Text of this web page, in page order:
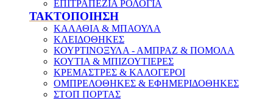
ΕΠΙΤΡΑΠΕΖΙΑ ΡΟΛΟΓΙΑ
ΤΑΚΤΟΠΟΙΗΣΗ
ΚΑΛΑΘΙΑ & ΜΠΑΟΥΛΑ
ΚΛΕΙΔΟΘΗΚΕΣ
ΚΟΥΡΤΙΝΟΞΥΛΑ - ΑΜΠΡΑΖ & ΠΟΜΟΛΑ
ΚΟΥΤΙΑ & ΜΠΙΖΟΥΤΙΕΡΕΣ
ΚΡΕΜΑΣΤΡΕΣ & ΚΑΛΟΓΕΡΟΙ
ΟΜΠΡΕΛΟΘΗΚΕΣ & ΕΦΗΜΕΡΙΔΟΘΗΚΕΣ
ΣΤΟΠ ΠΟΡΤΑΣ